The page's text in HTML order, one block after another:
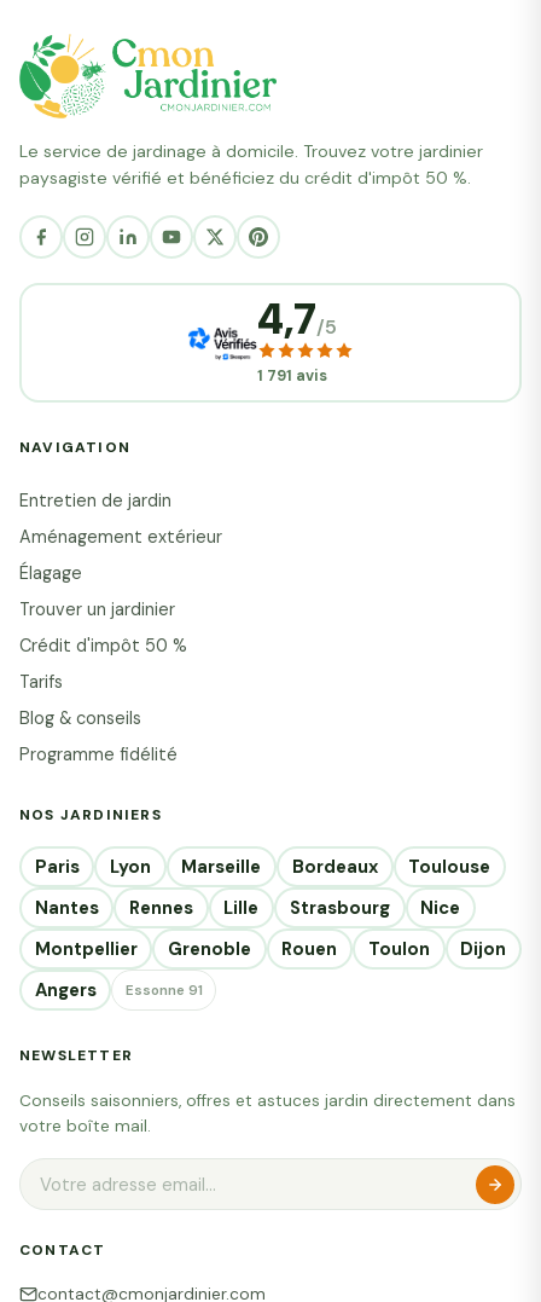
Le service de jardinage à domicile. Trouvez votre jardinier
paysagiste vérifié et bénéficiez du crédit d'impôt 50 %.
4,7/5
1 791 avis
NAVIGATION
Entretien de jardin
Aménagement extérieur
Élagage
Trouver un jardinier
Crédit d'impôt 50 %
Tarifs
Blog & conseils
Programme fidélité
NOS JARDINIERS
Paris Lyon Marseille Bordeaux
Toulouse
Nantes
Rennes Lille Strasbourg
Nice
Montpellier
Grenoble Rouen Toulon
Dijon
Angers
Essonne 91
NEWSLETTER
Conseils saisonniers, offres et astuces jardin directement dans
votre boîte mail.
CONTACT
contact@cmonjardinier.com